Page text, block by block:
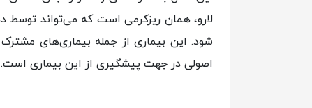
لارو، همان ریزکرمی است که می‌تواند توسط
شود. این بیماری از جمله بیماری‌های
اصولی در جهت پیشگیری از این بیماری است.